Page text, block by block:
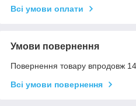
Всі умови оплати
Умови повернення
Повернення товару впродовж
Всі умови повернення